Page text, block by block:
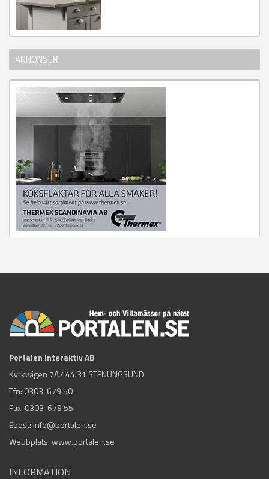
ANNONSER
Portalen Interaktiv AB
Kyrkvägen 7A 444 31 STENUNGSUND
Tfn: 0303-679 50
Fax: 0303-679 55
Epost: info@portalen.se
Webbplats: www.portalen.se
INFORMATION